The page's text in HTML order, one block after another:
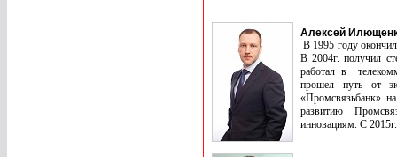
Алексей
В 1995 году
В 2004г. получил
работал в
прошел путь от
«Промсвязьбанк»
развитию
инновациям. C